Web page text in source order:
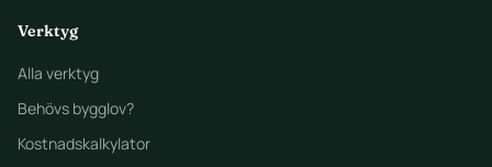
Verktyg
Alla verktyg
Behövs bygglov?
Kostnadskalkylator